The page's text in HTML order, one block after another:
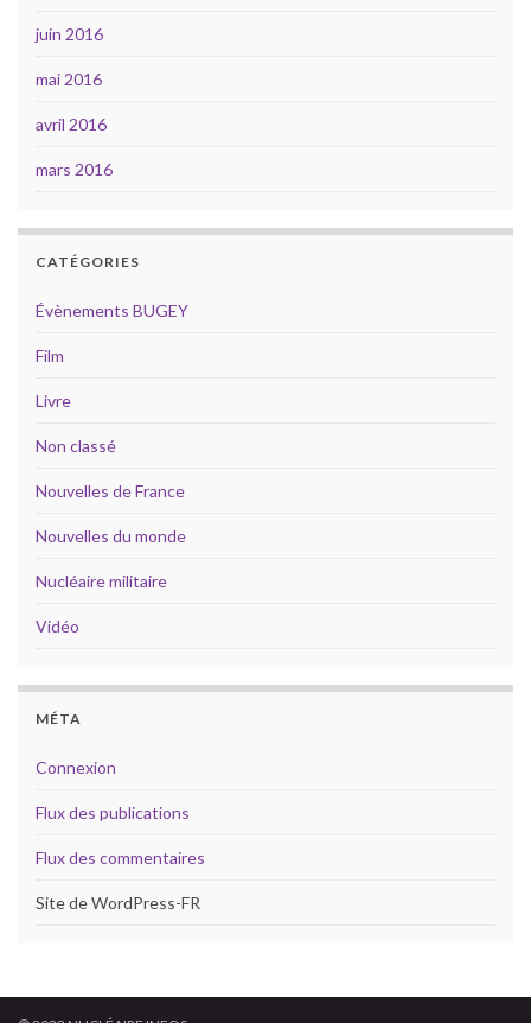
juin 2016
mai 2016
avril 2016
mars 2016
CATÉGORIES
Évènements BUGEY
Film
Livre
Non classé
Nouvelles de France
Nouvelles du monde
Nucléaire militaire
Vidéo
MÉTA
Connexion
Flux des publications
Flux des commentaires
Site de WordPress-FR